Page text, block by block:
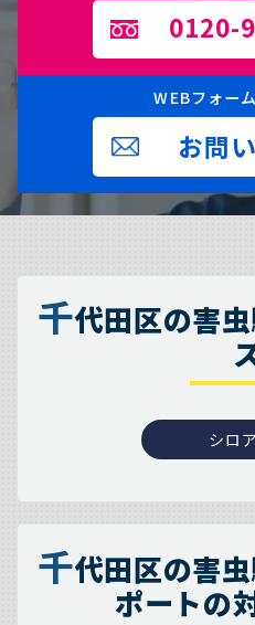
0120-
WEBフォー
お問
千代田区の害
シロ
千代田区の害
ポートの